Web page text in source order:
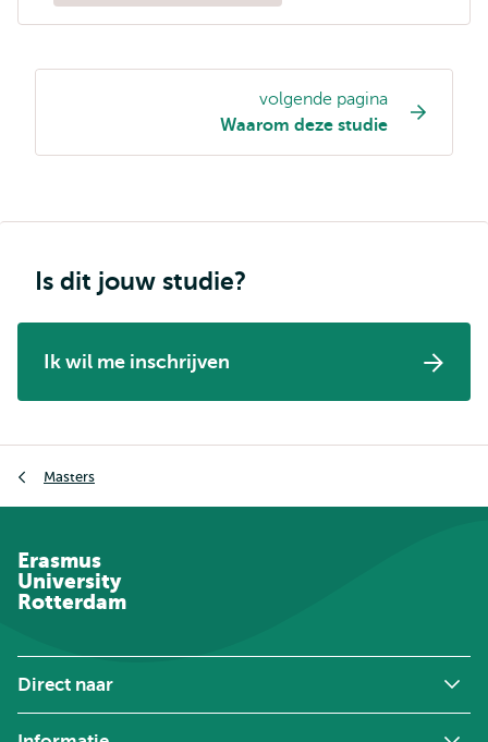
volgende pagina
Waarom deze studie
Is dit jouw studie?
Ik wil me inschrijven
Masters
Erasmus
University
Rotterdam
Direct naar